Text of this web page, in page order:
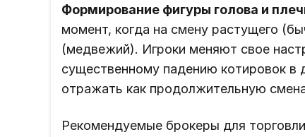
Формирование фигуры голова и
момент, когда на смену растущего
(медвежий). Игроки меняют свое
существенному падению котировок
отражать как продолжительную
Рекомендуемые брокеры для торговли